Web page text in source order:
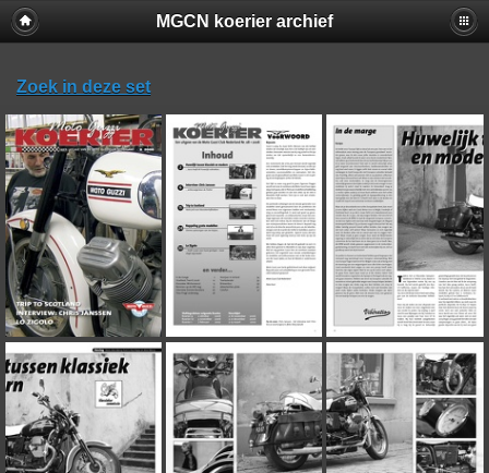
MGCN koerier archief
Zoek in deze set